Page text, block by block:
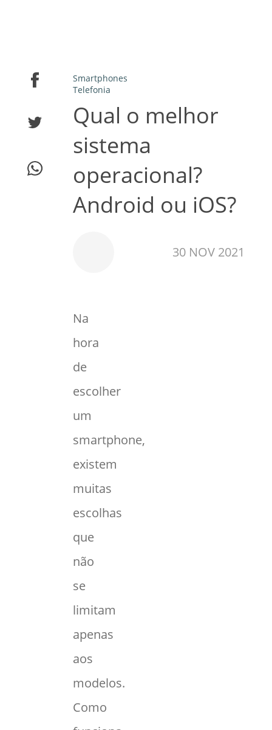
Smartphones
Telefonia
Qual o melhor
sistema
operacional?
Android ou iOS?
30 NOV 2021
Na
hora
de
escolher
um
smartphone,
existem
muitas
escolhas
que
não
se
limitam
apenas
aos
modelos.
Como